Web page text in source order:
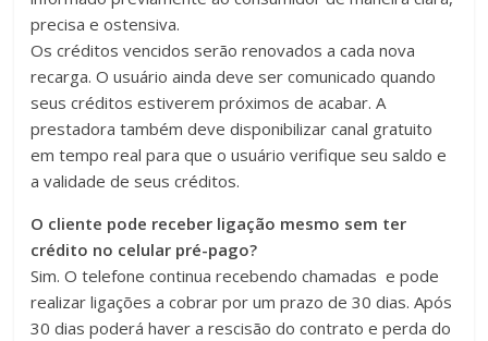
precisa e ostensiva.
Os créditos vencidos serão renovados a cada nova
recarga. O usuário ainda deve ser comunicado quando
seus créditos estiverem próximos de acabar. A
prestadora também deve disponibilizar canal gratuito
em tempo real para que o usuário verifique seu saldo e
a validade de seus créditos.
O cliente pode receber ligação mesmo sem ter
crédito no celular pré-pago?
Sim. O telefone continua recebendo chamadas e pode
realizar ligações a cobrar por um prazo de 30 dias. Após
30 dias poderá haver a rescisão do contrato e perda do